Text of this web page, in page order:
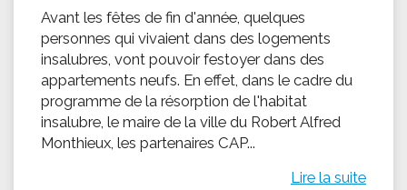
Avant les fêtes de fin d'année, quelques
personnes qui vivaient dans des logements
insalubres, vont pouvoir festoyer dans des
appartements neufs. En effet, dans le cadre du
programme de la résorption de l'habitat
insalubre, le maire de la ville du Robert Alfred
Monthieux, les partenaires CAP...
Lire la suite